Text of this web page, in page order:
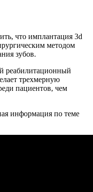
что имплантация 3d
методом
зубов.
реабилитационный
трехмерную
пациентов, чем
информация по теме